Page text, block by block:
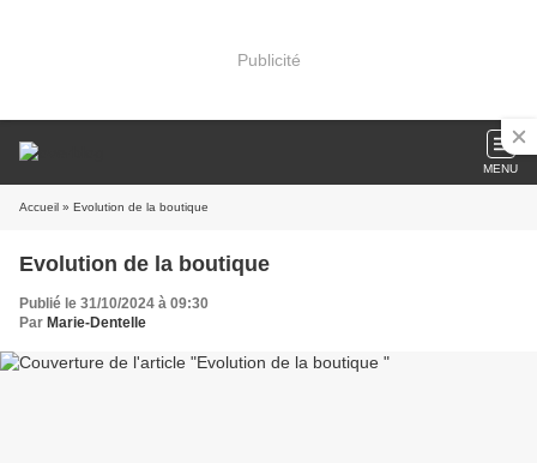
Publicité
MENU
Accueil » Evolution de la boutique
Evolution de la boutique
Publié le 31/10/2024 à 09:30
Par Marie-Dentelle